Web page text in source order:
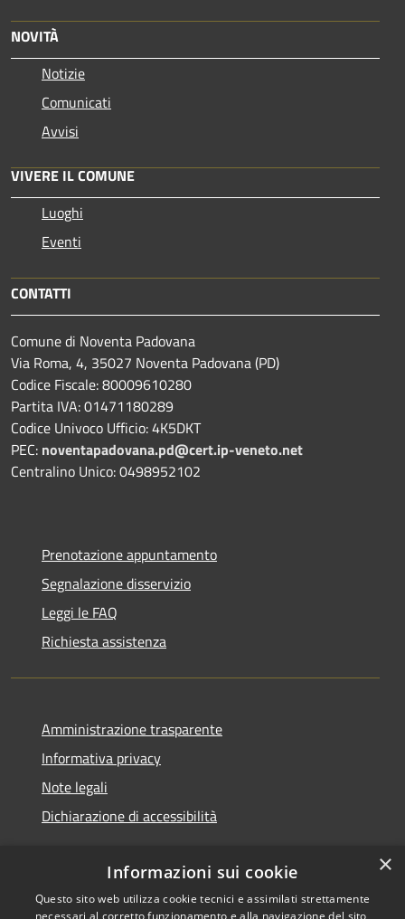
NOVITÀ
Notizie
Comunicati
Avvisi
VIVERE IL COMUNE
Luoghi
Eventi
CONTATTI
Comune di Noventa Padovana
Via Roma, 4, 35027 Noventa Padovana (PD)
Codice Fiscale: 80009610280
Partita IVA: 01471180289
Codice Univoco Ufficio: 4K5DKT
PEC: noventapadovana.pd@cert.ip-veneto.net
Centralino Unico: 0498952102
Prenotazione appuntamento
Segnalazione disservizio
Leggi le FAQ
Richiesta assistenza
Amministrazione trasparente
Informativa privacy
Note legali
Dichiarazione di accessibilità
RSS
Copyright © 2026 • Comune di
×
Informazioni sui cookie
Questo sito web utilizza cookie tecnici e assimilati strettamente
necessari al corretto funzionamento e alla navigazione del sito,